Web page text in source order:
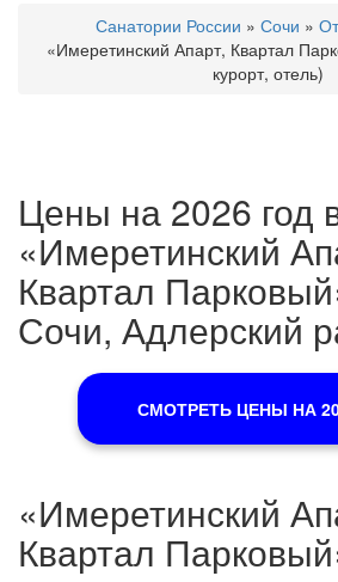
Санатории России » Сочи »
«Имеретинский Апарт, Квартал
курорт, отель)
Цены на 2026 год
«Имеретинский
Квартал
Сочи, Адлерский
СМОТРЕТЬ ЦЕНЫ НА
«Имеретинский
Квартал